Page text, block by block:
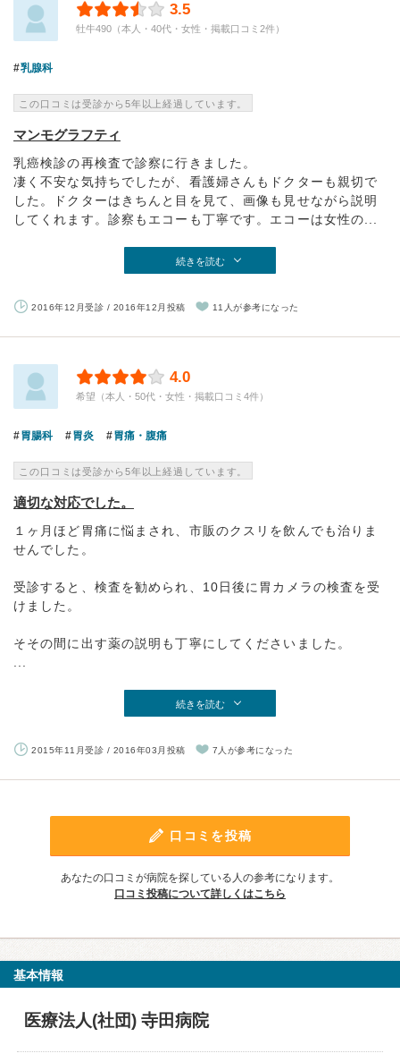
3.5
牡牛490（本人・40代・女性・掲載口コミ2件）
乳腺科
この口コミは受診から5年以上経過しています。
マンモグラフティ
乳癌検診の再検査で診察に行きました。
凄く不安な気持ちでしたが、看護婦さんもドクターも親切で
した。ドクターはきちんと目を見て、画像も見せながら説明
してくれます。診察もエコーも丁寧です。エコーは女性の...
続きを読む
2016年12月受診 / 2016年12月投稿 11人が参考になった
4.0
希望（本人・50代・女性・掲載口コミ4件）
胃腸科 胃炎 胃痛・腹痛
この口コミは受診から5年以上経過しています。
適切な対応でした。
１ヶ月ほど胃痛に悩まされ、市販のクスリを飲んでも治りま
せんでした。
受診すると、検査を勧められ、10日後に胃カメラの検査を受
けました。
そその間に出す薬の説明も丁寧にしてくださいました。
続きを読む
2015年11月受診 / 2016年03月投稿 7人が参考になった
口コミを投稿
あなたの口コミが病院を探している人の参考になります。
口コミ投稿について詳しくはこちら
基本情報
医療法人(社団) 寺田病院